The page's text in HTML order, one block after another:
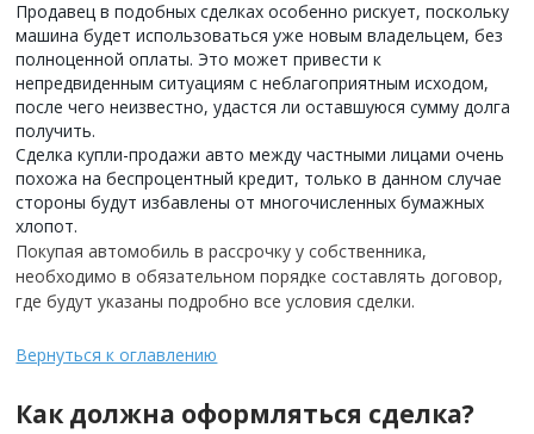
Продавец в подобных сделках особенно рискует, поскольку
машина будет использоваться уже новым владельцем, без
полноценной оплаты. Это может привести к
непредвиденным ситуациям с неблагоприятным исходом,
после чего неизвестно, удастся ли оставшуюся сумму долга
получить.
Сделка купли-продажи авто между частными лицами очень
похожа на беспроцентный кредит, только в данном случае
стороны будут избавлены от многочисленных бумажных
хлопот.
Покупая автомобиль в рассрочку у собственника,
необходимо в обязательном порядке составлять договор,
где будут указаны подробно все условия сделки.
Вернуться к оглавлению
Как должна оформляться сделка?